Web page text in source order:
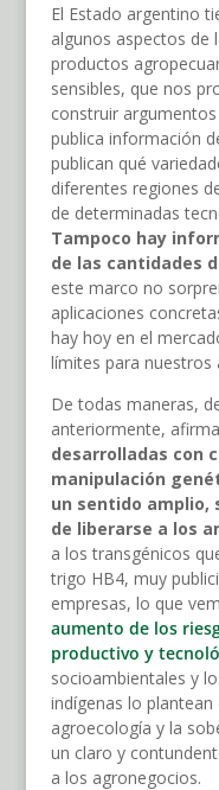
El Estado argentino
algunos aspectos de
productos
sensibles, que nos
construir
publica información
publican qué
diferentes regiones
de determinadas
Tampoco hay
de las cantidades
este marco no
aplicaciones
hay hoy en el
límites para nuestros
De todas maneras,
anteriormente,
desarrolladas con
manipulación
un sentido amplio,
de liberarse a los
a los transgénicos
trigo HB4, muy
empresas, lo que
aumento de los
productivo y
socioambientales y
indígenas lo plantean
agroecología y la
un claro y
a los agronegocios.